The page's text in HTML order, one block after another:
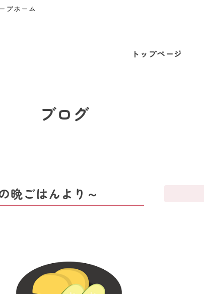
プホーム
トップページ
ブログ
晩ごはんより～